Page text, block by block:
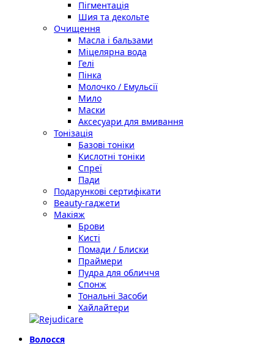
Пігментація
Шия та декольте
Очищення
Масла і бальзами
Міцелярна вода
Гелі
Пінка
Молочко / Емульсії
Мило
Маски
Аксесуари для вмивання
Тонізація
Базові тоніки
Кислотні тоніки
Спреї
Пади
Подарункові сертифікати
Beauty-гаджети
Макіяж
Брови
Кисті
Помади / Блиски
Праймери
Пудра для обличчя
Спонж
Тональні Засоби
Хайлайтери
Волосся